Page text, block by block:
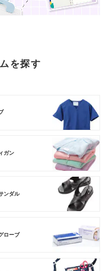
を探す
ガン
ンダル
ローブ